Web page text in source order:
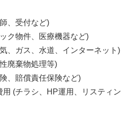
、受付など)
ク物件、医療機器など)
、ガス、水道、インターネット)
廃棄物処理等)
、賠償責任保険など)
用 (チラシ、HP運用、リスティン